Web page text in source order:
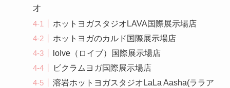
オ
ホットヨガスタジオLAVA国際展示場店
ホットヨガのカルド国際展示場店
loIve（ロイブ）国際展示場店
ビクラムヨガ国際展示場店
溶岩ホットヨガスタジオLaLa Aasha(ララア